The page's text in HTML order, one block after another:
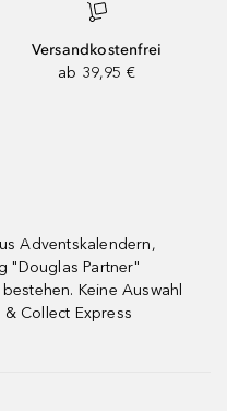
Versandkostenfrei
ab 39,95 €
Adventskalendern,
"Douglas Partner"
Keine Auswahl
Collect Express